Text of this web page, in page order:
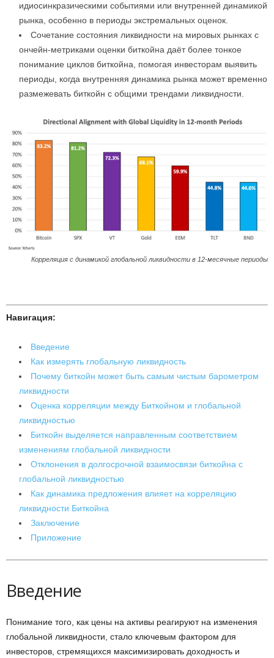
идиосинкразическими событиями или внутренней динамикой
рынка, особенно в периоды экстремальных оценок.
Сочетание состояния ликвидности на мировых рынках с
ончейн-метриками оценки биткойна даёт более тонкое
понимание циклов биткойна, помогая инвесторам выявить
периоды, когда внутренняя динамика рынка может временно
размежевать биткойн с общими трендами ликвидности.
Корреляция с динамикой глобальной ликвидности в 12-месячные периоды
Навигация:
Введение
Как измерять глобальную ликвидность
Почему биткойн может быть самым чистым барометром
ликвидности
Оценка корреляции между Биткойном и глобальной
ликвидностью
Биткойн выделяется направленным соответствием
изменениям глобальной ликвидности
Отклонения в долгосрочной взаимосвязи биткойна с
глобальной ликвидностью
Как динамика предложения влияет на корреляцию
ликвидности Биткойна
Заключение
Приложение
Введение
Понимание того, как цены на активы реагируют на изменения
глобальной ликвидности, стало ключевым фактором для
инвесторов, стремящихся максимизировать доходность и